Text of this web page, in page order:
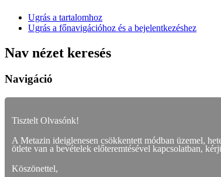
Ugrás a tartalomhoz
Ugrás a főnavigációhoz és a bejelentkezéshez
Nav nézet keresés
Navigáció
Tisztelt Olvasónk!
A Metazin ideiglenesen csökkentett módban üzemel,
ötlete van a bevételek előteremtésével kapcsolatban,
Köszönettel,